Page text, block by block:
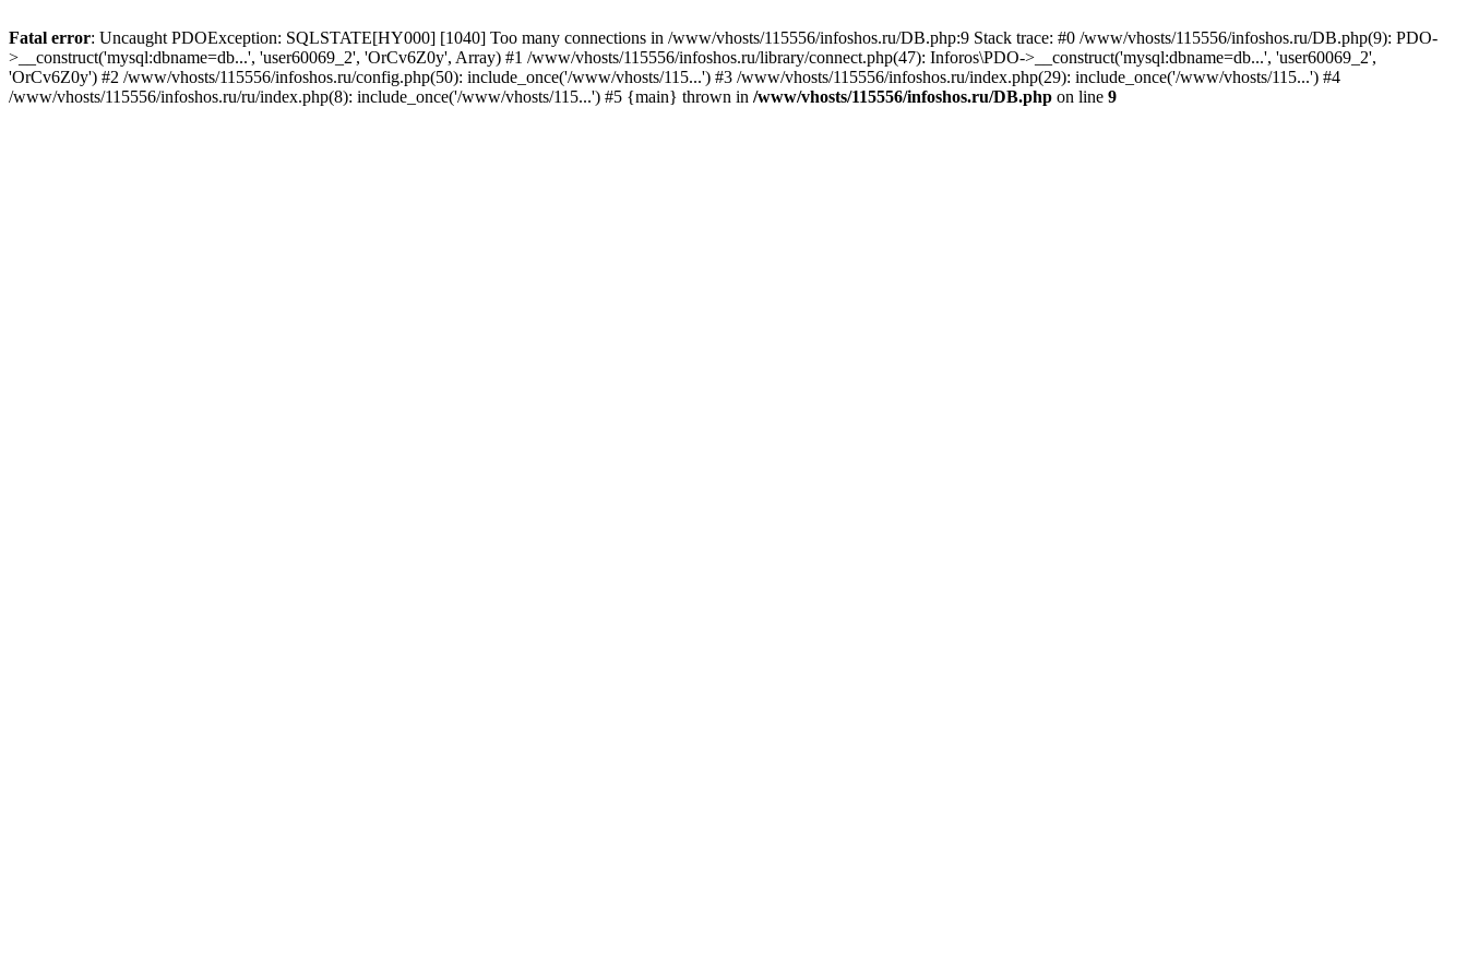
Fatal error: Uncaught PDOException: SQLSTATE[HY000] [1040] Too many connections in /www/vhosts/115556/infoshos.ru/DB.php:9 Stack trace: #0 /www/vhosts/115556/infoshos.ru/DB.php(9): PDO-
>__construct('mysql:dbname=db...', 'user60069_2', 'OrCv6Z0y', Array) #1 /www/vhosts/115556/infoshos.ru/library/connect.php(47): Inforos\PDO->__construct('mysql:dbname=db...', 'user60069_2',
'OrCv6Z0y') #2 /www/vhosts/115556/infoshos.ru/config.php(50): include_once('/www/vhosts/115...') #3 /www/vhosts/115556/infoshos.ru/index.php(29): include_once('/www/vhosts/115...') #4
/www/vhosts/115556/infoshos.ru/ru/index.php(8): include_once('/www/vhosts/115...') #5 {main} thrown in /www/vhosts/115556/infoshos.ru/DB.php on line 9